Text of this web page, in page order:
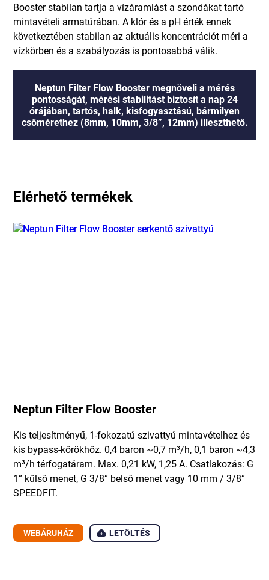
Booster stabilan tartja a vízáramlást a szondákat tartó
mintavételi armatúrában. A klór és a pH érték ennek
következtében stabilan az aktuális koncentrációt méri a
vízkörben és a szabályozás is pontosabbá válik.
Neptun Filter Flow Booster megnöveli a mérés
pontosságát, mérési stabilitást biztosít a nap 24
órájában, tartós, halk, kisfogyasztású, bármilyen
csőmérethez (8mm, 10mm, 3/8”, 12mm) illeszthető.
Elérhető termékek
Neptun Filter Flow Booster
Kis teljesítményű, 1-fokozatú szivattyú mintavételhez és
kis bypass-körökhöz. 0,4 baron ~0,7 m³/h, 0,1 baron ~4,3
m³/h térfogatáram. Max. 0,21 kW, 1,25 A. Csatlakozás: G
1” külső menet, G 3/8” belső menet vagy 10 mm / 3/8”
SPEEDFIT.
WEBÁRUHÁZ LETÖLTÉS